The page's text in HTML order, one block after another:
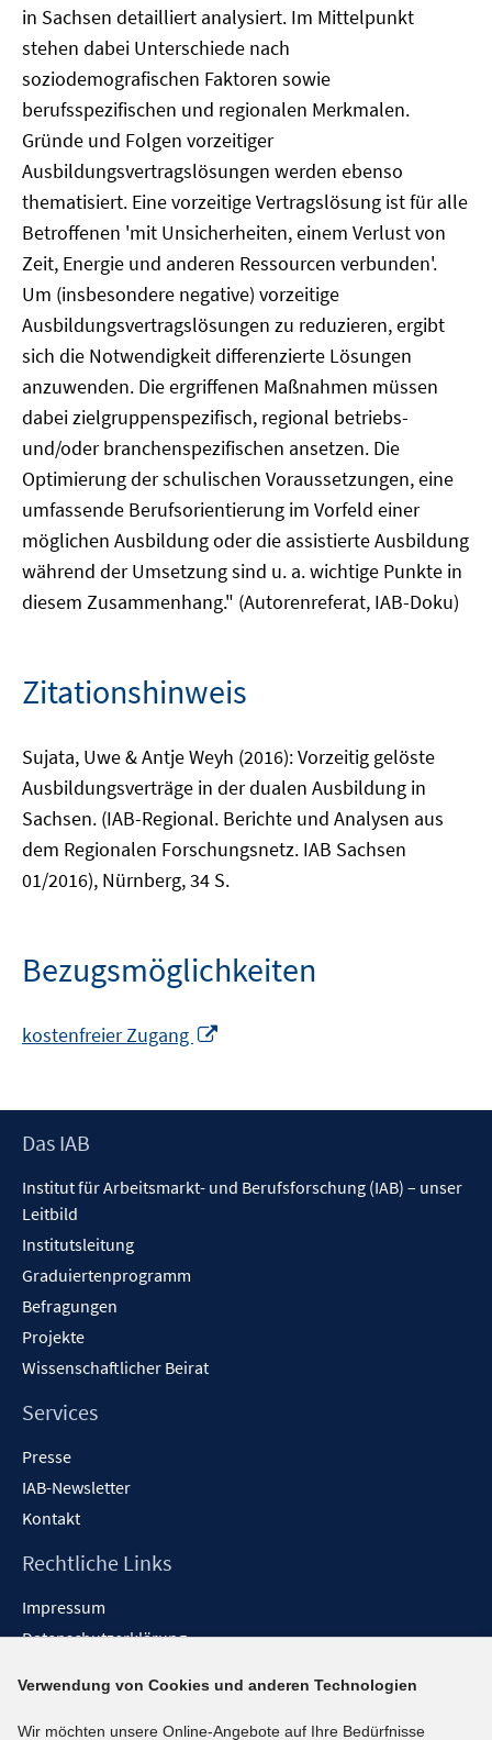
in Sachsen detailliert analysiert. Im Mittelpunkt
stehen dabei Unterschiede nach
soziodemografischen Faktoren sowie
berufsspezifischen und regionalen Merkmalen.
Gründe und Folgen vorzeitiger
Ausbildungsvertragslösungen werden ebenso
thematisiert. Eine vorzeitige Vertragslösung ist für alle
Betroffenen 'mit Unsicherheiten, einem Verlust von
Zeit, Energie und anderen Ressourcen verbunden'.
Um (insbesondere negative) vorzeitige
Ausbildungsvertragslösungen zu reduzieren, ergibt
sich die Notwendigkeit differenzierte Lösungen
anzuwenden. Die ergriffenen Maßnahmen müssen
dabei zielgruppenspezifisch, regional betriebs-
und/oder branchenspezifischen ansetzen. Die
Optimierung der schulischen Voraussetzungen, eine
umfassende Berufsorientierung im Vorfeld einer
möglichen Ausbildung oder die assistierte Ausbildung
während der Umsetzung sind u. a. wichtige Punkte in
diesem Zusammenhang." (Autorenreferat, IAB-Doku)
Zitationshinweis
Sujata, Uwe & Antje Weyh (2016): Vorzeitig gelöste
Ausbildungsverträge in der dualen Ausbildung in
Sachsen. (IAB-Regional. Berichte und Analysen aus
dem Regionalen Forschungsnetz. IAB Sachsen
01/2016), Nürnberg, 34 S.
Bezugsmöglichkeiten
kostenfreier Zugang
öffnen
Footer
Das IAB
Institut für Arbeitsmarkt- und Berufsforschung (IAB) – unser
Leitbild
Institutsleitung
Graduiertenprogramm
Befragungen
Projekte
Wissenschaftlicher Beirat
Services
Presse
IAB-Newsletter
Kontakt
Rechtliche Links
Impressum
Datenschutzerklärung
Barrieren melden
Verwendung von Cookies und anderen Technologien
Wir möchten unsere Online-Angebote auf Ihre Bedürfnisse